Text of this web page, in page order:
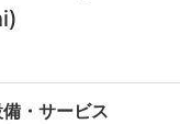
・サービス